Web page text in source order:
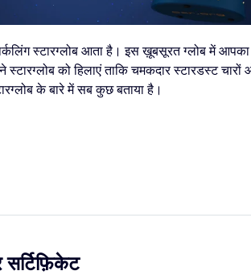
स्टारग्लोब आता है। इस ख़ूबसूरत ग्लोब में आपका
को हिलाएं ताकि चमकदार स्टारडस्ट चारों
के बारे में सब कुछ बताया है।